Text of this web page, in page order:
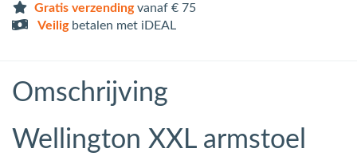
Gratis verzendingvanaf € 75
Veiligbetalen met iDEAL
Omschrijving
Wellington XXL armstoel